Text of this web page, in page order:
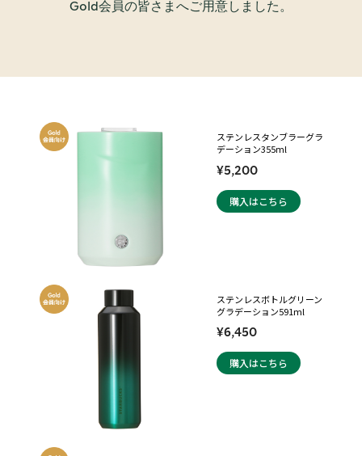
Gold会員の皆さまへご用意しました。
ステンレスタンブラーグラ
デーション355ml
¥5,200
購入はこちら
ステンレスボトルグリーン
グラデーション591ml
¥6,450
購入はこちら